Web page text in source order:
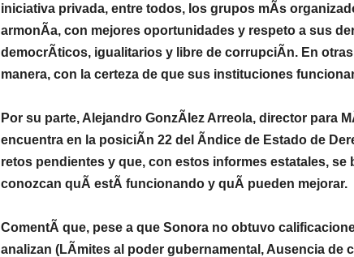
iniciativa privada, entre todos, los grupos mÃs
armonÃa, con mejores oportunidades y respeto a sus
democrÃticos, igualitarios y libre de corrupciÃn. En
manera, con la certeza de que sus instituciones
Por su parte, Alejandro GonzÃlez Arreola, director para
encuentra en la posiciÃn 22 del Ãndice de Estado de
retos pendientes y que, con estos informes estatales,
conozcan quÃ estÃ funcionando y quÃ pueden mejorar.
ComentÃ que, pese a que Sonora no obtuvo
analizan (LÃmites al poder gubernamental, Ausencia de